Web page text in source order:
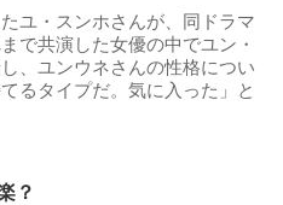
ユ・スンホさんが、同ドラマ
で共演した女優の中でユン・
、ユンウネさんの性格につい
るタイプだ。気に入った」と
？